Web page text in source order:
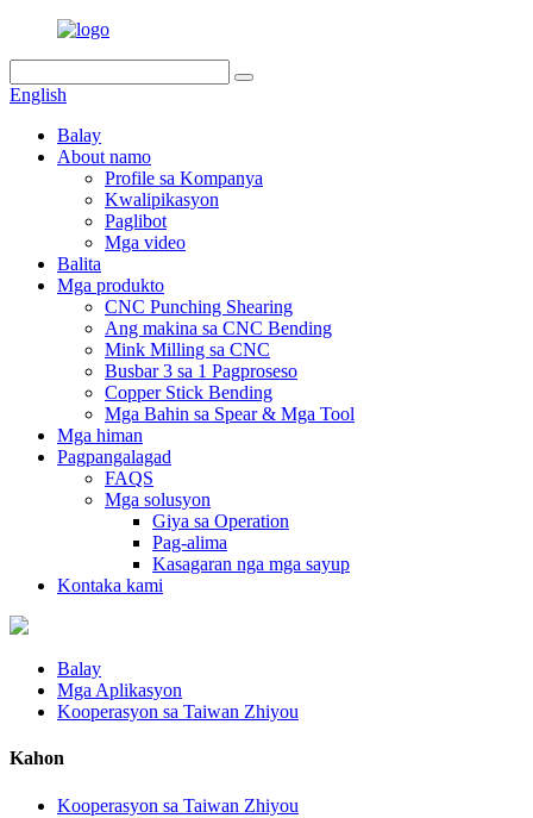
English
Balay
About namo
Profile sa Kompanya
Kwalipikasyon
Paglibot
Mga video
Balita
Mga produkto
CNC Punching Shearing
Ang makina sa CNC Bending
Mink Milling sa CNC
Busbar 3 sa 1 Pagproseso
Copper Stick Bending
Mga Bahin sa Spear & Mga Tool
Mga himan
Pagpangalagad
FAQS
Mga solusyon
Giya sa Operation
Pag-alima
Kasagaran nga mga sayup
Kontaka kami
Balay
Mga Aplikasyon
Kooperasyon sa Taiwan Zhiyou
Kahon
Kooperasyon sa Taiwan Zhiyou